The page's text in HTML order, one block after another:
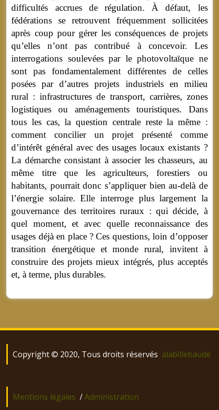
difficultés accrues de régulation. À défaut, les
fédérations se retrouvent fréquemment sollicitées
après coup pour gérer les conséquences de projets
qu’elles n’ont pas contribué à concevoir. Les
interrogations soulevées par le photovoltaïque ne
sont pas fondamentalement différentes de celles
posées par d’autres projets industriels en milieu
rural : infrastructures de transport, carrières, zones
logistiques ou aménagements touristiques. Dans
tous les cas, la question centrale reste la même :
comment concilier un projet présenté comme
d’intérêt général avec des usages locaux existants ?
La démarche consistant à associer les chasseurs, au
même titre que les agriculteurs, forestiers ou
habitants, pourrait donc s’appliquer bien au-delà de
l’énergie solaire. Elle interroge plus largement la
gouvernance des territoires ruraux : qui décide, à
quel moment, et avec quelle reconnaissance des
usages déjà en place ? Ces questions, loin d’opposer
transition énergétique et monde rural, invitent à
construire des projets mieux intégrés, plus acceptés
et, à terme, plus durables.
Copyright © 2020, Tous droits réservés alabillebaude
Mentions légales /Administration